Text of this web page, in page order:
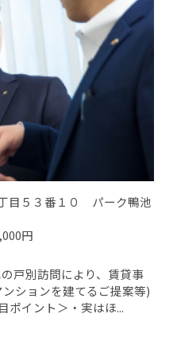
目５３番１０ パーク鴨池
円
戸別訪問により、賃貸事
ションを建てるご提案等)
ポイント＞・実はほ...